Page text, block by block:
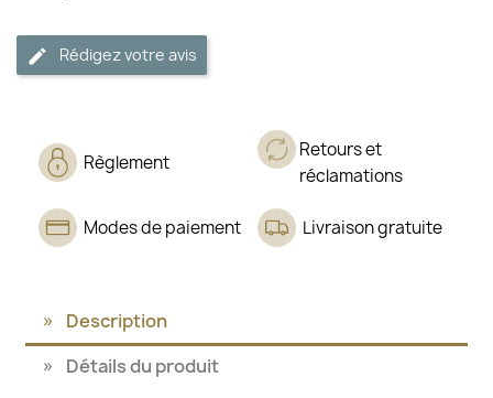
Rédigez votre avis
Règlement
Retours et
réclamations
Modes de paiement Livraison gratuite
Description
Détails du produit